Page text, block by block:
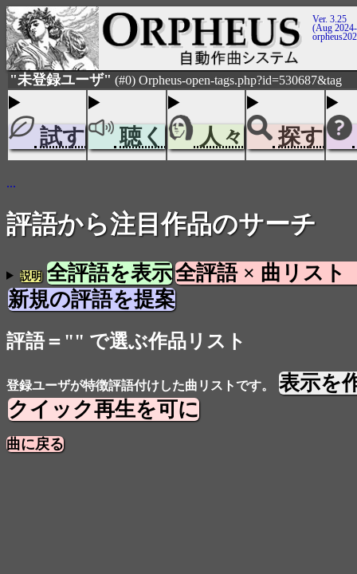
Ver. 3.25
(Aug
"未登録ユーザ" (#0) Orpheus-open-tags.php?id=530687&tag
試す 聴く 人々 探す
...
評語から注目作品のサーチ
説明 全評語を表示全評語 × 曲リスト
新規の評語を提案
評語＝"" で選ぶ作品リスト
登録ユーザが特徴評語付けした曲リストです。
表示を
クイック再生を可に
曲に戻る